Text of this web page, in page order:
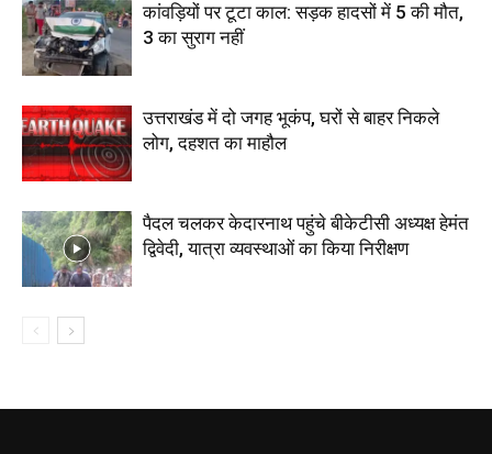
कांवड़ियों पर टूटा काल: सड़क हादसों में 5 की मौत,
3 का सुराग नहीं
उत्तराखंड में दो जगह भूकंप, घरों से बाहर निकले
लोग, दहशत का माहौल
पैदल चलकर केदारनाथ पहुंचे बीकेटीसी अध्यक्ष हेमंत
द्विवेदी, यात्रा व्यवस्थाओं का किया निरीक्षण